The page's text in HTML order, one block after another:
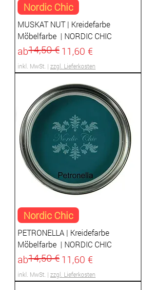
Nordic Chic
MUSKAT NUT | Kreidefarbe
Möbelfarbe | NORDIC CHIC
ab
Standardpreis
14,50 €11,60 €
Sale-Preis
inkl. MwSt. | zzgl. Lieferkosten
Nordic Chic
PETRONELLA | Kreidefarbe
Möbelfarbe | NORDIC CHIC
ab
Standardpreis
14,50 €11,60 €
Sale-Preis
inkl. MwSt. | zzgl. Lieferkosten